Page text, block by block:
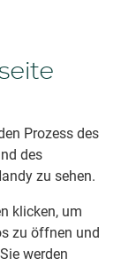
Prozess des
des
zu sehen.
klicken, um
zu öffnen und
werden